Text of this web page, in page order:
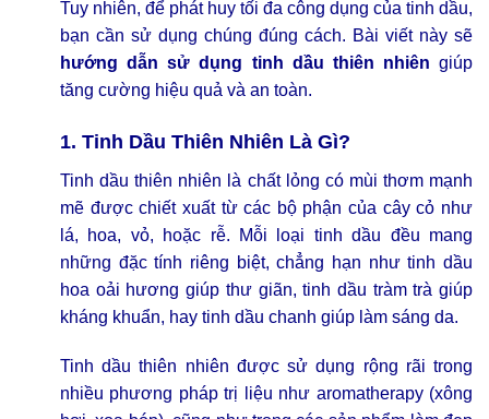
Tuy nhiên, để phát huy tối đa công dụng của tinh dầu,
bạn cần sử dụng chúng đúng cách. Bài viết này sẽ
hướng dẫn sử dụng tinh dầu thiên nhiên giúp
tăng cường hiệu quả và an toàn.
1. Tinh Dầu Thiên Nhiên Là Gì?
Tinh dầu thiên nhiên là chất lỏng có mùi thơm mạnh
mẽ được chiết xuất từ các bộ phận của cây cỏ như
lá, hoa, vỏ, hoặc rễ. Mỗi loại tinh dầu đều mang
những đặc tính riêng biệt, chẳng hạn như tinh dầu
hoa oải hương giúp thư giãn, tinh dầu tràm trà giúp
kháng khuẩn, hay tinh dầu chanh giúp làm sáng da.
Tinh dầu thiên nhiên được sử dụng rộng rãi trong
nhiều phương pháp trị liệu như aromatherapy (xông